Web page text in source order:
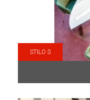
STILO S